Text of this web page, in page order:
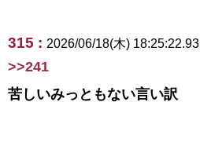
315 : 2026/06/18(木) 18:25:22.93
>>241
苦しいみっともない言い訳